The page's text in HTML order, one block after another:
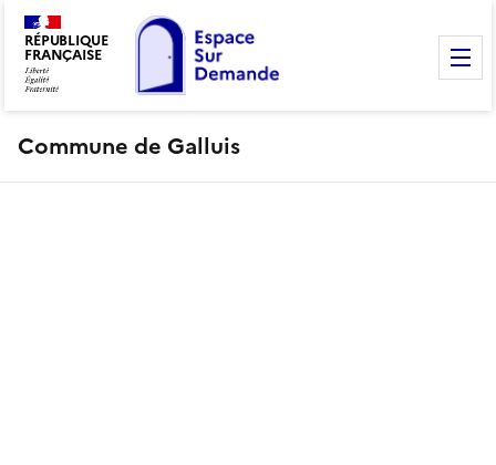
RÉPUBLIQUE
FRANÇAISE
Commune de Galluis